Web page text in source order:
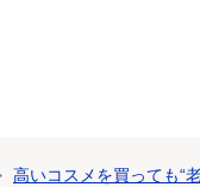
高いコスメを買っても“